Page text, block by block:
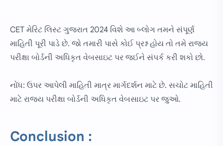
CET મેરિટ લિસ્ટ ગુજરાત 2024 વિશે આ બ્લોગ તમને સંપૂર્ણ
માહિતી પૂરી પાડે છે. જો તમારી પાસે કોઈ પ્રશ્ન હોય તો તમે રાજ્ય
પરીક્ષા બોર્ડની અધિકૃત વેબસાઇટ પર જઈને સંપર્ક કરી શકો છો.
નોંધ: ઉપર આપેલી માહિતી માત્ર માર્ગદર્શન માટે છે. સચોટ માહિતી
માટે રાજ્ય પરીક્ષા બોર્ડની અધિકૃત વેબસાઇટ પર જુઓ.
Conclusion :